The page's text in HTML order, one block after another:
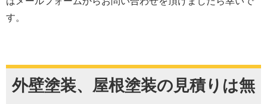
す。
外壁塗装、屋根塗装の見積りは無